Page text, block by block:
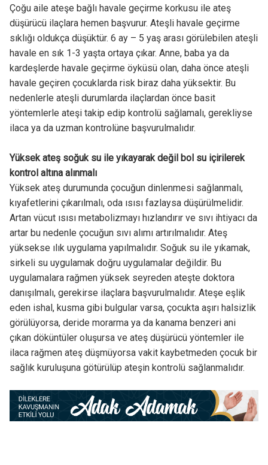
Çoğu aile ateşe bağlı havale geçirme korkusu ile ateş
düşürücü ilaçlara hemen başvurur. Ateşli havale geçirme
sıklığı oldukça düşüktür. 6 ay – 5 yaş arası görülebilen ateşli
havale en sık 1-3 yaşta ortaya çıkar. Anne, baba ya da
kardeşlerde havale geçirme öyküsü olan, daha önce ateşli
havale geçiren çocuklarda risk biraz daha yüksektir. Bu
nedenlerle ateşli durumlarda ilaçlardan önce basit
yöntemlerle ateşi takip edip kontrolü sağlamalı, gerekliyse
ilaca ya da uzman kontrolüne başvurulmalıdır.
Yüksek ateş soğuk su ile yıkayarak değil bol su içirilerek
kontrol altına alınmalı
Yüksek ateş durumunda çocuğun dinlenmesi sağlanmalı,
kıyafetlerini çıkarılmalı, oda ısısı fazlaysa düşürülmelidir.
Artan vücut ısısı metabolizmayı hızlandırır ve sıvı ihtiyacı da
artar bu nedenle çocuğun sıvı alımı artırılmalıdır. Ateş
yüksekse ılık uygulama yapılmalıdır. Soğuk su ile yıkamak,
sirkeli su uygulamak doğru uygulamalar değildir. Bu
uygulamalara rağmen yüksek seyreden ateşte doktora
danışılmalı, gerekirse ilaçlara başvurulmalıdır. Ateşe eşlik
eden ishal, kusma gibi bulgular varsa, çocukta aşırı halsizlik
görülüyorsa, deride morarma ya da kanama benzeri ani
çıkan döküntüler oluşursa ve ateş düşürücü yöntemler ile
ilaca rağmen ateş düşmüyorsa vakit kaybetmeden çocuk bir
sağlık kuruluşuna götürülüp ateşin kontrolü sağlanmalıdır.